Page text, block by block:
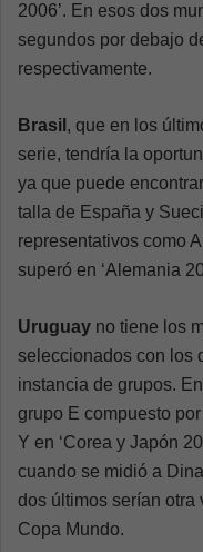
2006’. En esos dos
segundos por debajo
respectivamente.
Brasil , que en los
serie, tendría la
ya que puede
talla de España y
representativos como
superó en ‘Alemania
Uruguay no tiene los
seleccionados con los
instancia de grupos.
grupo E compuesto
Y en ‘Corea y Japón
cuando se midió a
dos últimos serían otra
Copa Mundo.